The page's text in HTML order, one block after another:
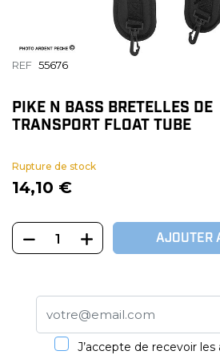
REF 55676
PIKE N BASS BRETELLES DE
TRANSPORT FLOAT TUBE
Rupture de stock
14,10 €
AJOUTER
J’accepte de recevoir